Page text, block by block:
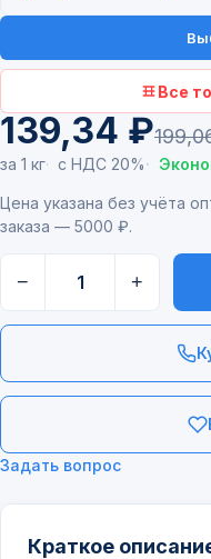
Краткое
Все
139,34 ₽
за 1 кг с НДС 20%
Цена указана без учёта
заказа — 5000 ₽.
− +
Задать вопрос